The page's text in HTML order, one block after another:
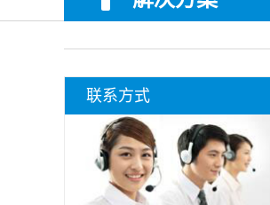
联系方式